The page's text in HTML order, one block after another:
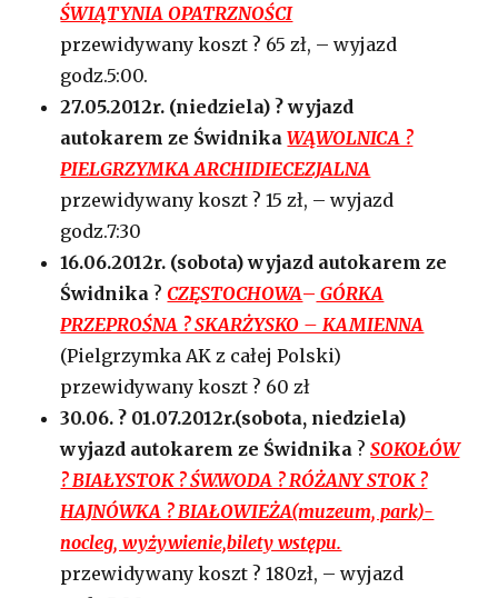
ŚWIĄTYNIA OPATRZNOŚCI
przewidywany koszt ? 65 zł, – wyjazd
godz.5:00.
27.05.2012r. (niedziela) ? wyjazd
autokarem ze Świdnika WĄWOLNICA ?
PIELGRZYMKA ARCHIDIECEZJALNA
przewidywany koszt ? 15 zł, – wyjazd
godz.7:30
16.06.2012r. (sobota) wyjazd autokarem ze
Świdnika ?CZĘSTOCHOWA– GÓRKA
PRZEPROŚNA ? SKARŻYSKO – KAMIENNA
(Pielgrzymka AK z całej Polski)
przewidywany koszt ? 60 zł
30.06. ? 01.07.2012r.(sobota, niedziela)
wyjazd autokarem ze Świdnika ?SOKOŁÓW
? BIAŁYSTOK ? ŚW.WODA ? RÓŻANY STOK ?
HAJNÓWKA ? BIAŁOWIEŻA(muzeum, park)-
nocleg, wyżywienie,bilety wstępu.
przewidywany koszt ? 180zł, – wyjazd